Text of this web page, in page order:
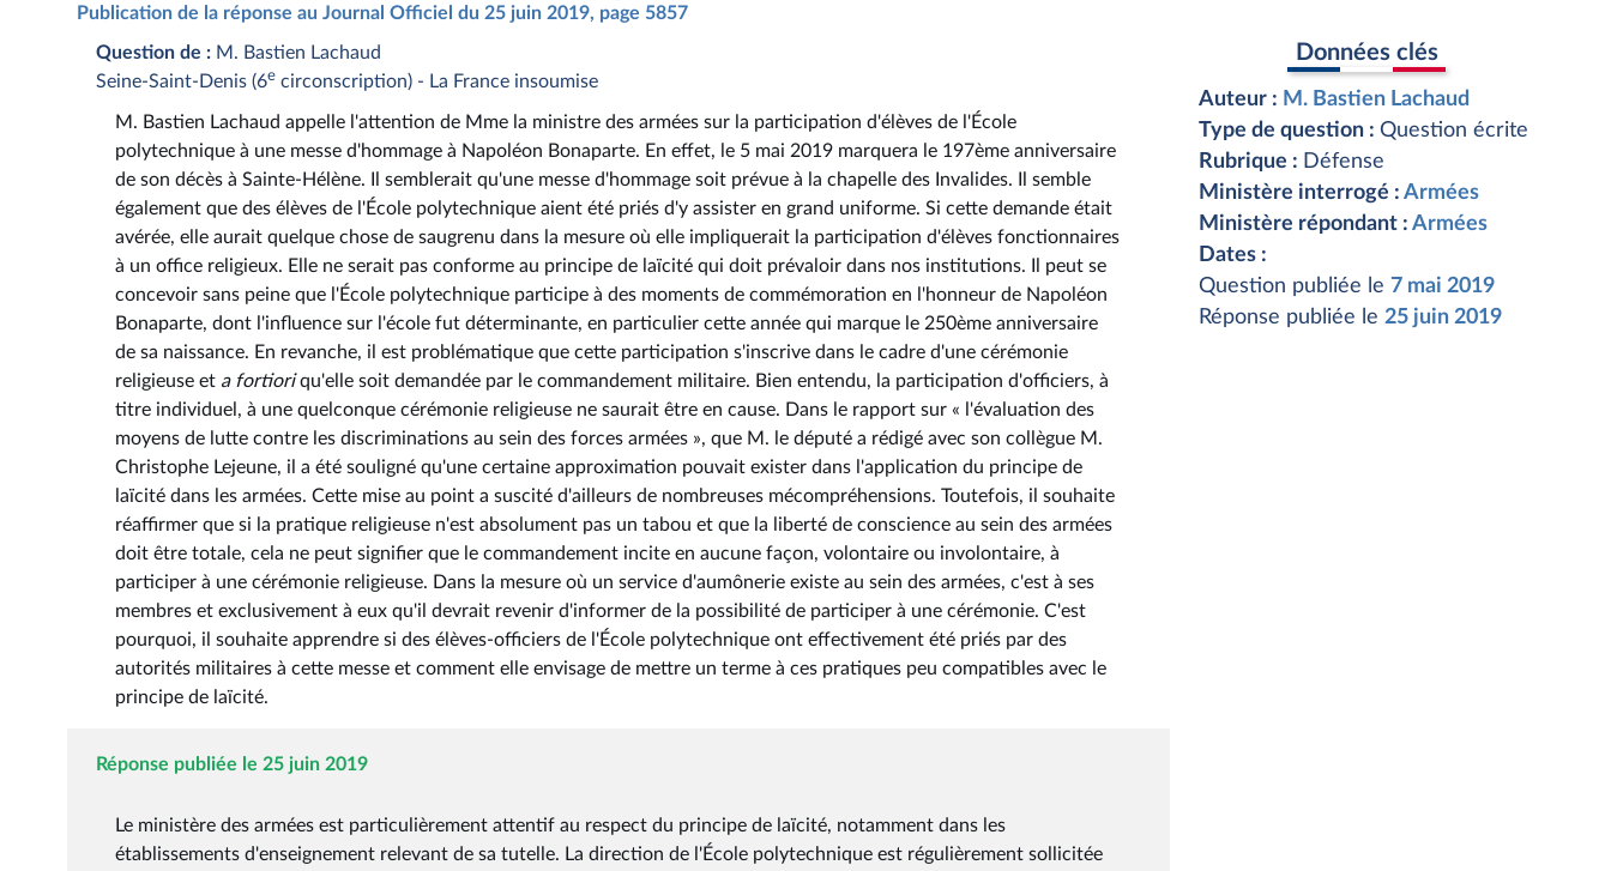
Publication de la réponse au Journal Officiel du 25 juin 2019, page 5857
Question de : M. Bastien Lachaud
Seine-Saint-Denis (6e circonscription) - La France insoumise
M. Bastien Lachaud appelle l'attention de Mme la ministre des armées sur la participation d'élèves de l'École
polytechnique à une messe d'hommage à Napoléon Bonaparte. En effet, le 5 mai 2019 marquera le 197ème anniversaire
de son décès à Sainte-Hélène. Il semblerait qu'une messe d'hommage soit prévue à la chapelle des Invalides. Il semble
également que des élèves de l'École polytechnique aient été priés d'y assister en grand uniforme. Si cette demande était
avérée, elle aurait quelque chose de saugrenu dans la mesure où elle impliquerait la participation d'élèves fonctionnaires
à un office religieux. Elle ne serait pas conforme au principe de laïcité qui doit prévaloir dans nos institutions. Il peut se
concevoir sans peine que l'École polytechnique participe à des moments de commémoration en l'honneur de Napoléon
Bonaparte, dont l'influence sur l'école fut déterminante, en particulier cette année qui marque le 250ème anniversaire
de sa naissance. En revanche, il est problématique que cette participation s'inscrive dans le cadre d'une cérémonie
religieuse et a fortioriqu'elle soit demandée par le commandement militaire. Bien entendu, la participation d'officiers, à
titre individuel, à une quelconque cérémonie religieuse ne saurait être en cause. Dans le rapport sur « l'évaluation des
moyens de lutte contre les discriminations au sein des forces armées », que M. le député a rédigé avec son collègue M.
Christophe Lejeune, il a été souligné qu'une certaine approximation pouvait exister dans l'application du principe de
laïcité dans les armées. Cette mise au point a suscité d'ailleurs de nombreuses mécompréhensions. Toutefois, il souhaite
réaffirmer que si la pratique religieuse n'est absolument pas un tabou et que la liberté de conscience au sein des armées
doit être totale, cela ne peut signifier que le commandement incite en aucune façon, volontaire ou involontaire, à
participer à une cérémonie religieuse. Dans la mesure où un service d'aumônerie existe au sein des armées, c'est à ses
membres et exclusivement à eux qu'il devrait revenir d'informer de la possibilité de participer à une cérémonie. C'est
pourquoi, il souhaite apprendre si des élèves-officiers de l'École polytechnique ont effectivement été priés par des
autorités militaires à cette messe et comment elle envisage de mettre un terme à ces pratiques peu compatibles avec le
principe de laïcité.
Réponse publiée le 25 juin 2019
Le ministère des armées est particulièrement attentif au respect du principe de laïcité, notamment dans les
établissements d'enseignement relevant de sa tutelle. La direction de l'École polytechnique est régulièrement sollicitée
Données clés
Auteur : M. Bastien Lachaud
Type de question : Question écrite
Rubrique : Défense
Ministère interrogé : Armées
Ministère répondant : Armées
Dates :
Question publiée le 7 mai 2019
Réponse publiée le 25 juin 2019